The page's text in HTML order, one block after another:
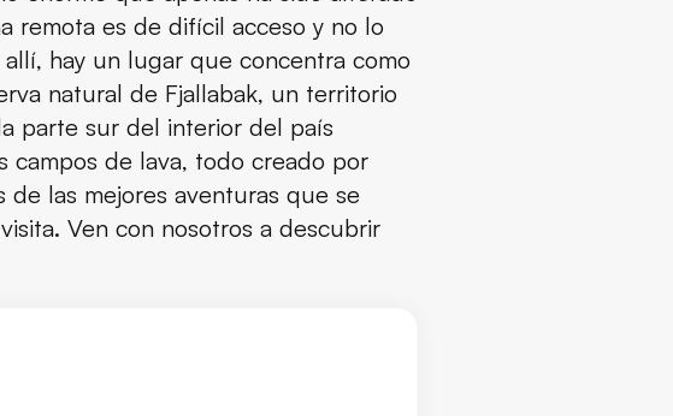
remota es de difícil acceso y no lo
hay un lugar que concentra como
natural de Fjallabak, un territorio
parte sur del interior del país
campos de lava, todo creado por
de las mejores aventuras que se
Ven con nosotros a descubrir